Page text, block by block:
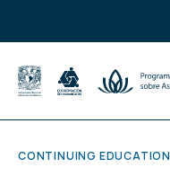
CONTINUING EDUCATION